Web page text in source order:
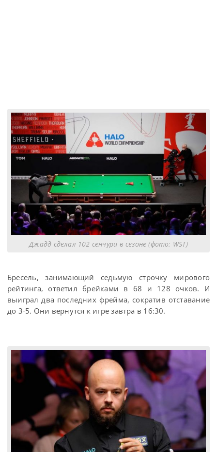
Джадд сделал 102 сенчури в сезоне (фото: WST)
Бресель, занимающий седьмую строчку мирового
рейтинга, ответил брейками в 68 и 128 очков. И
выиграл два последних фрейма, сократив отставание
до 3-5. Они вернутся к игре завтра в 16:30.